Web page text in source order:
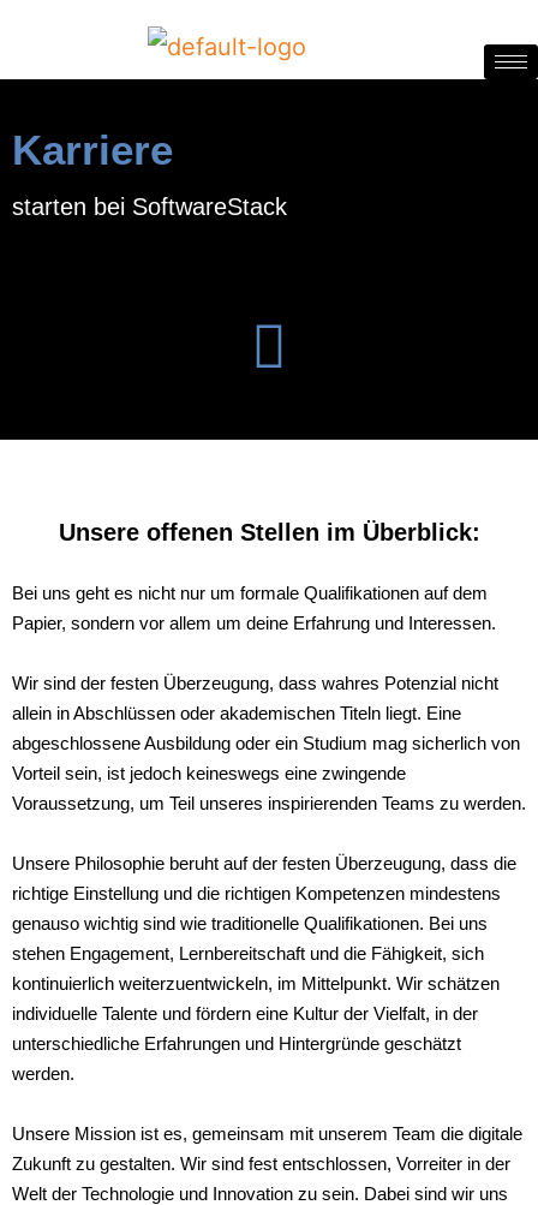
Karriere
starten bei SoftwareStack
Unsere offenen Stellen im Überblick:
Bei uns geht es nicht nur um formale Qualifikationen auf dem
Papier, sondern vor allem um deine Erfahrung und Interessen.
Wir sind der festen Überzeugung, dass wahres Potenzial nicht
allein in Abschlüssen oder akademischen Titeln liegt. Eine
abgeschlossene Ausbildung oder ein Studium mag sicherlich von
Vorteil sein, ist jedoch keineswegs eine zwingende
Voraussetzung, um Teil unseres inspirierenden Teams zu werden.
Unsere Philosophie beruht auf der festen Überzeugung, dass die
richtige Einstellung und die richtigen Kompetenzen mindestens
genauso wichtig sind wie traditionelle Qualifikationen. Bei uns
stehen Engagement, Lernbereitschaft und die Fähigkeit, sich
kontinuierlich weiterzuentwickeln, im Mittelpunkt. Wir schätzen
individuelle Talente und fördern eine Kultur der Vielfalt, in der
unterschiedliche Erfahrungen und Hintergründe geschätzt
werden.
Unsere Mission ist es, gemeinsam mit unserem Team die digitale
Zukunft zu gestalten. Wir sind fest entschlossen, Vorreiter in der
Welt der Technologie und Innovation zu sein. Dabei sind wir uns